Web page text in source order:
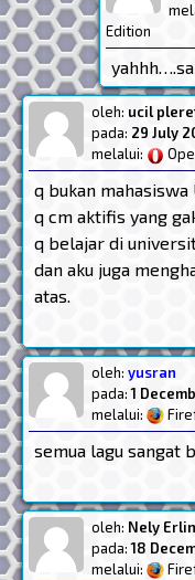
Edition
oleh: ucil
pada: 29 July
melalui:
q bukan mahasiswa
q cm aktifis yang
q belajar di
dan aku juga
atas.
oleh: yusran
pada:1
melalui:
semua lagu sangat
oleh: Nely
pada:18
melalui: